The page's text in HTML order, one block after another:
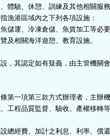
體驗、休憩、訓練及其他相關服
漁港區域內之下列各項設施：
儲運、冷凍倉儲、魚貨加工等必
及相關海洋遊憩、教育設施。
，其認定如有疑義，由主管機關
第一項第三款方式辦理者，主辦
工程品質監督、驗收、產權移轉
總經費、加計之利息、利率、償